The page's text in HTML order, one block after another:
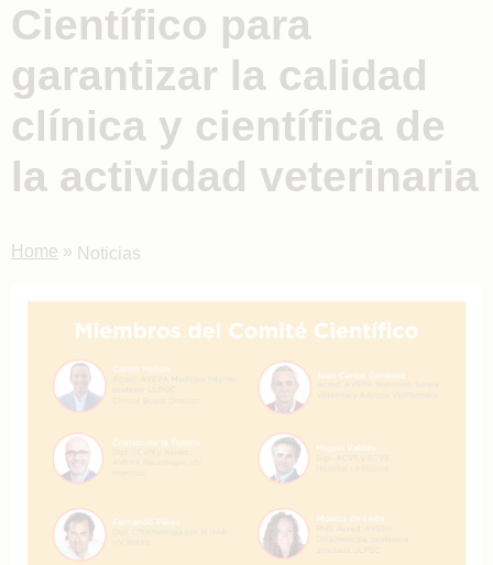
Científico para
garantizar la calidad
clínica y científica de
la actividad veterinaria
Home » Noticias